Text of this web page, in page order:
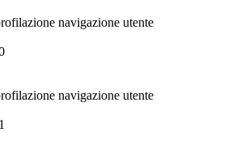
navigazione utente
navigazione utente